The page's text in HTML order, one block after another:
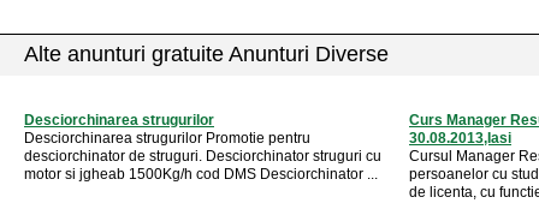
Alte anunturi gratuite Anunturi Diverse
Desciorchinarea strugurilor
Desciorchinarea strugurilor Promotie pentru
desciorchinator de struguri. Desciorchinator struguri cu
motor si jgheab 1500Kg/h cod DMS Desciorchinator ...
Curs Manager
30.08.2013,Iasi
Cursul Manager
persoanelor cu
de licenta, cu